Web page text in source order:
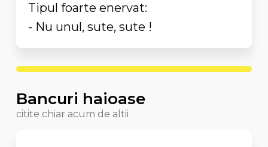
Tipul foarte enervat:
- Nu unul, sute, sute !
Bancuri haioase
citite chiar acum de altii